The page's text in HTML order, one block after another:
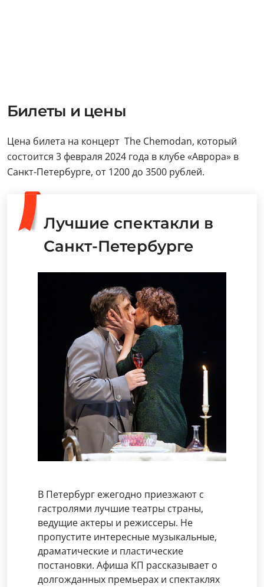
Билеты и цены
Цена билета на концерт The Chemodan, который
состоится 3 февраля 2024 года в клубе «Аврора» в
Санкт-Петербурге, от 1200 до 3500 рублей.
Лучшие спектакли в
Санкт-Петербурге
В Петербург ежегодно приезжают с
гастролями лучшие театры страны,
ведущие актеры и режиссеры. Не
пропустите интересные музыкальные,
драматические и пластические
постановки. Афиша КП рассказывает о
долгожданных премьерах и спектаклях